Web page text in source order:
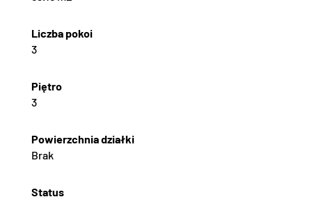
3
3
Brak